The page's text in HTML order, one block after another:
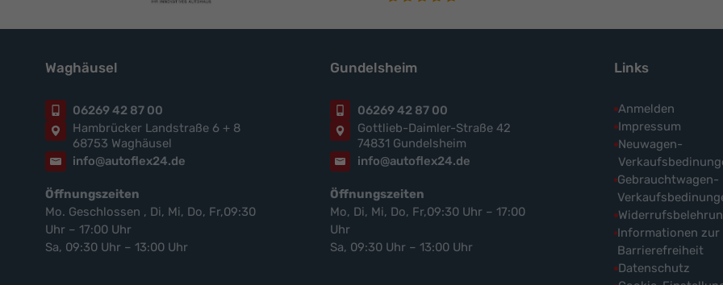
Waghäusel
06269 42 87 00
Hambrücker Landstraße 6 + 8
68753 Waghäusel
info@autoflex24.de
Öffnungszeiten
Mo. Geschlossen , Di, Mi, Do, Fr,09:30
Uhr – 17:00 Uhr
Sa, 09:30 Uhr – 13:00 Uhr
Gundelsheim
06269 42 87 00
Gottlieb-Daimler-Straße 42
74831 Gundelsheim
info@autoflex24.de
Öffnungszeiten
Mo, Di, Mi, Do, Fr,09:30 Uhr – 17:00
Uhr
Sa, 09:30 Uhr – 13:00 Uhr
Links
Anmelden
Impressum
Neuwagen-
Gebrauchtwagen-
Informationen zur
Barrierefreiheit
Datenschutz